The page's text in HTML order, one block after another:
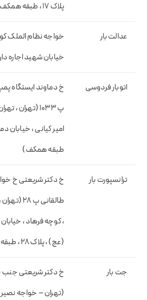
پلاک 17 ، طبقه همکف(
عدالت بار
خواجه نظام الملک
خیابان شهید اجاره دار
اتوبار فردوسی
خ دماوند ایستگاه
پ 1033 (تهران
طبقه همکف)
ترانسپورت بار
خ دکتر شریعتی خ
طالقانی
، کوچه فرهاد ،
(عج) ، پلاک 28 ، طبقه همکف)
جت بار
(تهران – خواجه